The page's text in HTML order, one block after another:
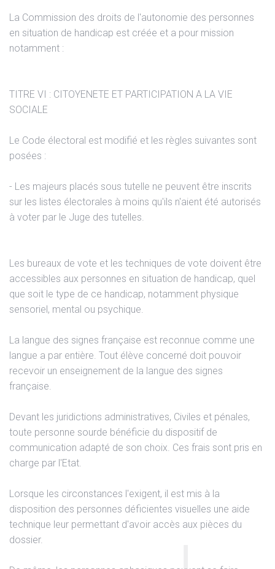
La Commission des droits de l'autonomie des personnes
en situation de handicap est créée et a pour mission
notamment :
TITRE VI : CITOYENETE ET PARTICIPATION A LA VIE
SOCIALE
Le Code électoral est modifié et les règles suivantes sont
posées :
- Les majeurs placés sous tutelle ne peuvent être inscrits
sur les listes électorales à moins qu'ils n'aient été autorisés
à voter par le Juge des tutelles.
Les bureaux de vote et les techniques de vote doivent être
accessibles aux personnes en situation de handicap, quel
que soit le type de ce handicap, notamment physique
sensoriel, mental ou psychique.
La langue des signes française est reconnue comme une
langue a par entière. Tout élève concerné doit pouvoir
recevoir un enseignement de la langue des signes
française.
Devant les juridictions administratives, Civiles et pénales,
toute personne sourde bénéficie du dispositif de
communication adapté de son choix. Ces frais sont pris en
charge par l'Etat.
Lorsque les circonstances l'exigent, il est mis à la
disposition des personnes déficientes visuelles une aide
technique leur permettant d'avoir accès aux pièces du
dossier.